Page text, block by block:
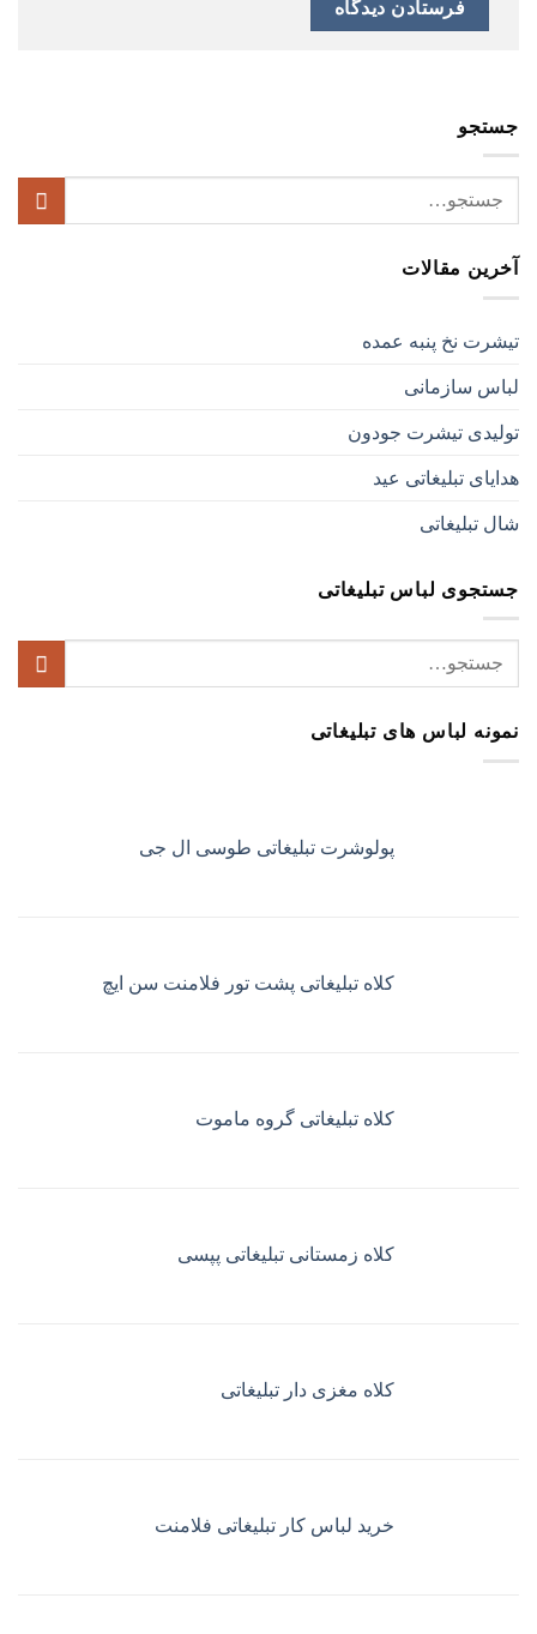
جستجو
آخرین مقالات
تیشرت نخ پنبه عمده
لباس سازمانی
تولیدی تیشرت جودون
هدایای تبلیغاتی عید
شال تبلیغاتی
جستجوی لباس تبلیغاتی
نمونه لباس های تبلیغاتی
پولوشرت تبلیغاتی طوسی ال جی
کلاه تبلیغاتی پشت تور فلامنت سن ایچ
کلاه تبلیغاتی گروه ماموت
کلاه زمستانی تبلیغاتی پپسی
کلاه مغزی دار تبلیغاتی
خرید لباس کار تبلیغاتی فلامنت